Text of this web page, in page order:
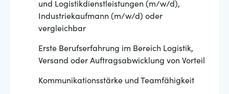
und Logistikdienstleistungen (m/w/d),
Industriekaufmann (m/w/d) oder
vergleichbar
Erste Berufserfahrung im Bereich Logistik,
Versand oder Auftragsabwicklung von Vorteil
Kommunikationsstärke und Teamfähigkeit